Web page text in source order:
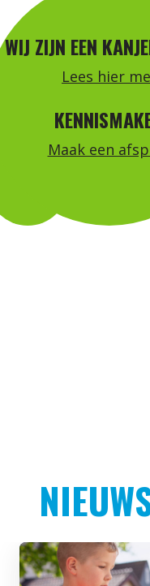
WIJ ZIJN EEN
Lees hier
Maak een